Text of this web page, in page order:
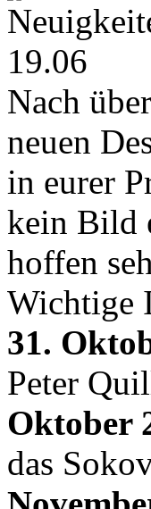
19.06
Nach
neuen
in eurer
kein Bild
hoffen
Wichtige
31.
Peter
Oktober
das